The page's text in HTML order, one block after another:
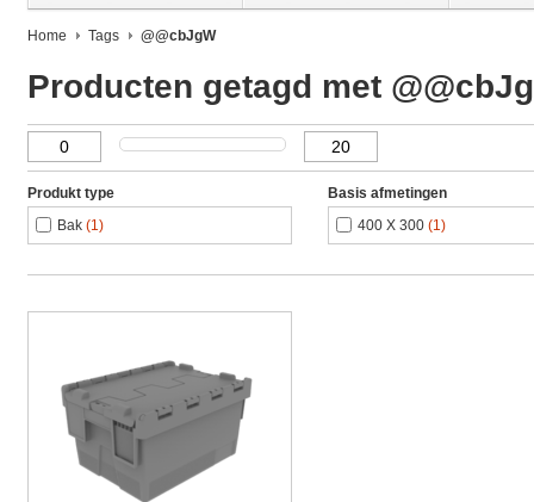
Home Tags @@cbJgW
Producten getagd met
Produkt type
Bak (1)
Basis afmetingen
400 X 300 (1)